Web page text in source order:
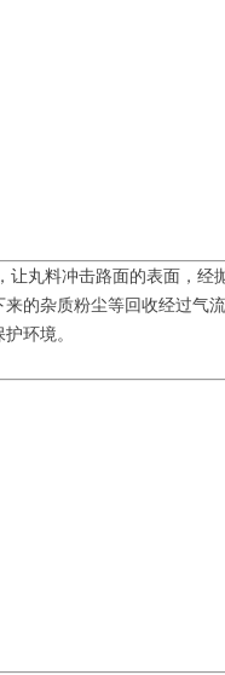
丸料冲击路面的表面，经
的杂质粉尘等回收经过气
环境。